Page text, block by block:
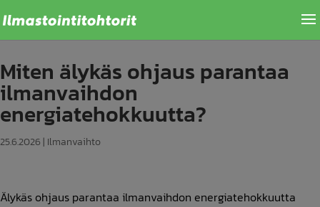
Miten älykäs ohjaus parantaa
ilmanvaihdon
energiatehokkuutta?
25.6.2026 | Ilmanvaihto
Älykäs ohjaus parantaa ilmanvaihdon energiatehokkuutta